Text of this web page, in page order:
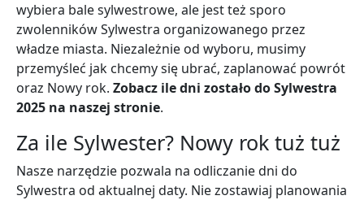
wybiera bale sylwestrowe, ale jest też sporo
zwolenników Sylwestra organizowanego przez
władze miasta. Niezależnie od wyboru, musimy
przemyśleć jak chcemy się ubrać, zaplanować powrót
oraz Nowy rok. Zobacz ile dni zostało do Sylwestra
2025 na naszej stronie.
Za ile Sylwester? Nowy rok tuż tuż
Nasze narzędzie pozwala na odliczanie dni do
Sylwestra od aktualnej daty. Nie zostawiaj planowania